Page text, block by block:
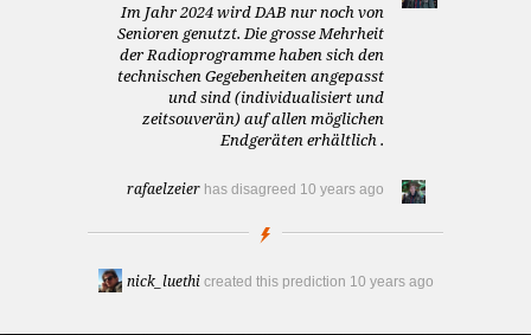
Im Jahr 2024 wird DAB nur noch von
Senioren genutzt. Die grosse Mehrheit
der Radioprogramme haben sich den
technischen Gegebenheiten angepasst
und sind (individualisiert und
zeitsouverän) auf allen möglichen
Endgeräten erhältlich .
rafaelzeier has disagreed 10 years ago
nick_luethi created this prediction 10 years ago